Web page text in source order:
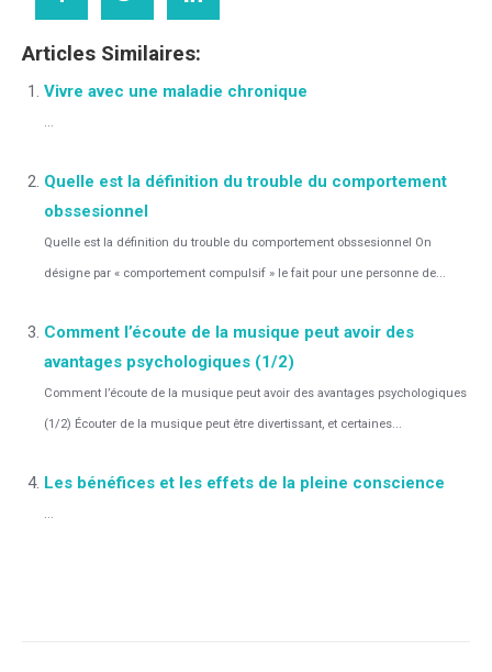
Articles Similaires:
Vivre avec une maladie chronique
...
Quelle est la définition du trouble du comportement
obssesionnel
Quelle est la définition du trouble du comportement obssesionnel On
désigne par « comportement compulsif » le fait pour une personne de...
Comment l’écoute de la musique peut avoir des
avantages psychologiques (1/2)
Comment l’écoute de la musique peut avoir des avantages psychologiques
(1/2) Écouter de la musique peut être divertissant, et certaines...
Les bénéfices et les effets de la pleine conscience
...